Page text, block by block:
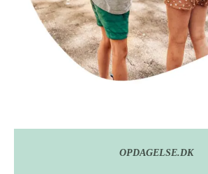
OPDAGELSE.DK